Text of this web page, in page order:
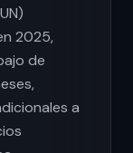
2025,
de
a